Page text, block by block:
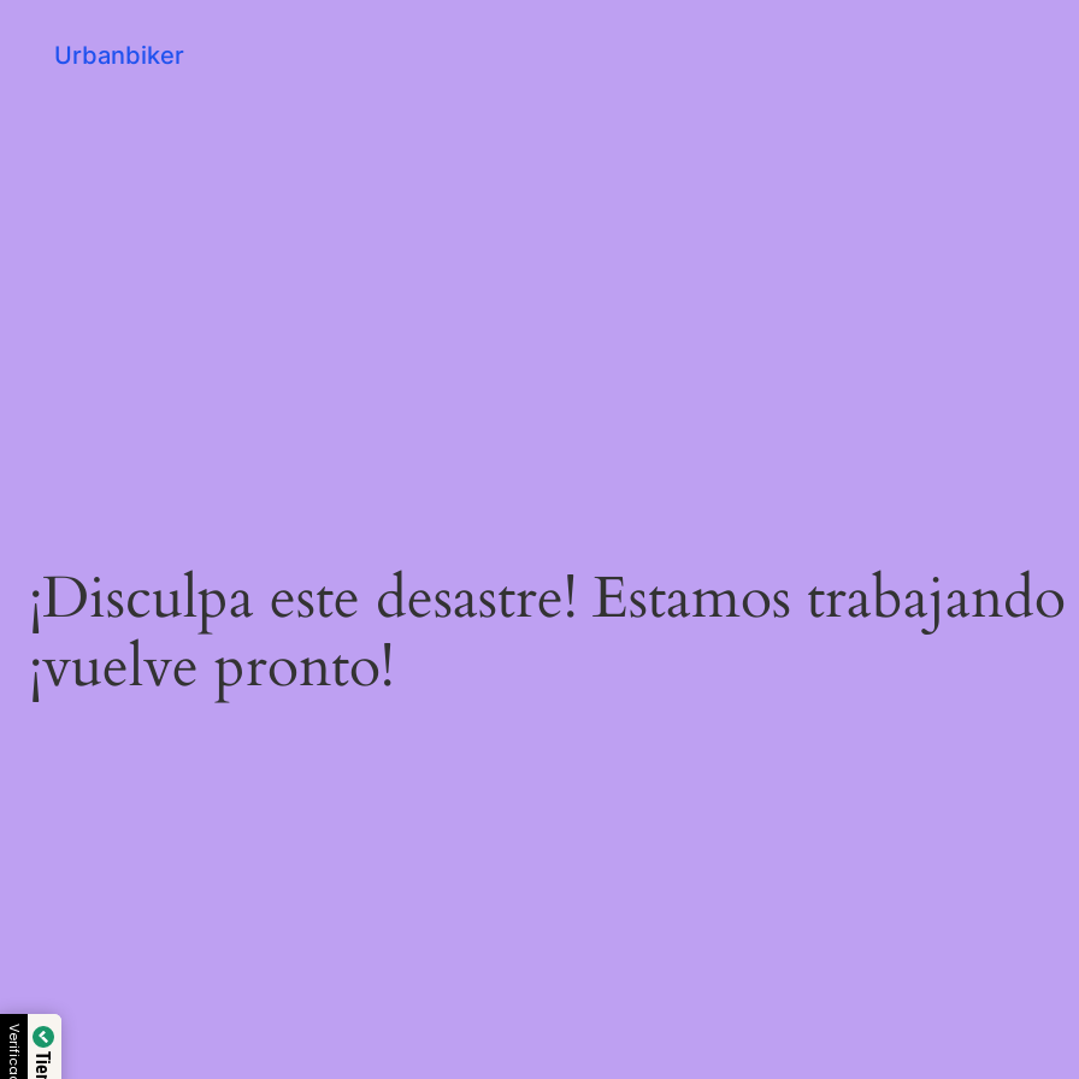
Urbanbiker
¡Disculpa este desastre! Estamos
¡vuelve pronto!